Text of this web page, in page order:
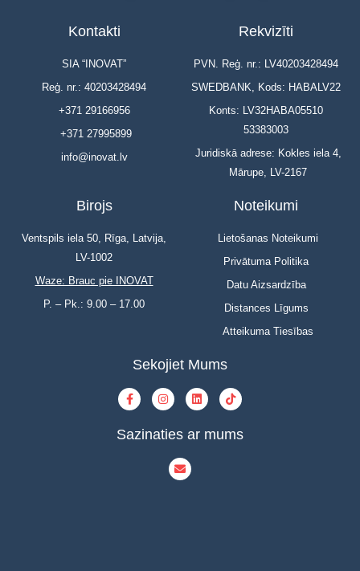
Kontakti
SIA “INOVAT”
Reģ. nr.: 40203428494
+371 29166956
+371 27995899
info@inovat.lv
Rekvizīti
PVN. Reģ. nr.: LV40203428494
SWEDBANK, Kods: HABALV22
Konts: LV32HABA05510
53383003
Juridiskā adrese: Kokles iela 4,
Mārupe, LV-2167
Birojs
Ventspils iela 50, Rīga, Latvija,
LV-1002
Waze: Brauc pie INOVAT
P. – Pk.: 9.00 – 17.00
Noteikumi
Lietošanas Noteikumi
Privātuma Politika
Datu Aizsardzība
Distances Līgums
Atteikuma Tiesības
Sekojiet Mums
Sazinaties ar mums